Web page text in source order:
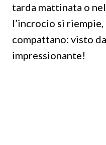
tarda mattinata o
l’incrocio si riempie,
compattano: visto
impressionante!